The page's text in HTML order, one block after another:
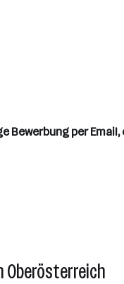
per Email,
Oberösterreich